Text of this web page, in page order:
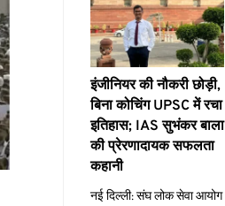
इंजीनियर की नौकरी छोड़ी,
बिना कोचिंग UPSC में रचा
इतिहास; IAS सुभंकर बाला
की प्रेरणादायक सफलता
कहानी
नई दिल्ली: संघ लोक सेवा आयोग